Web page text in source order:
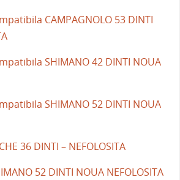
CAMPAGNOLO 53 DINTI
SHIMANO 42 DINTI NOUA
SHIMANO 52 DINTI NOUA
36 DINTI – NEFOLOSITA
52 DINTI NOUA NEFOLOSITA